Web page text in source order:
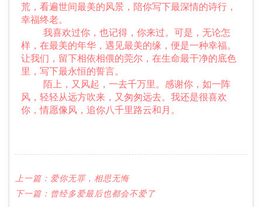
荒，看遍世间最美的风景，陪你写下最深情的诗行，
幸福终老。
我喜欢过你，也记得，你来过。可是，无论怎
样，在最美的年华，遇见最美的缘，便是一种幸福。
让我们，留下相依相偎的莞尔，在生命最干净的底色
里，写下最永恒的誓言。
陌上，又风起，一去千万里。感谢你，如一阵
风，轻轻从远方吹来，又匆匆远去。我还是很喜欢
你，情愿像风，追你八千里路云和月。
上一篇： 爱你无罪，相思无悔
下一篇： 曾经多爱最后也都会不爱了